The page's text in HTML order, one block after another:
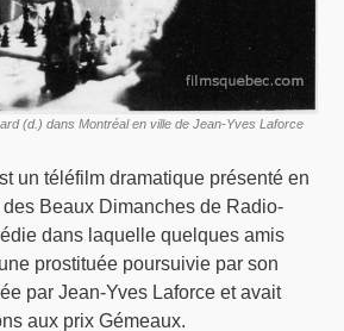
(d.) dans Montréal en ville de Jean-Yves Laforce
un téléfilm dramatique présenté en
Beaux Dimanches de Radio-
dans laquelle quelques amis
prostituée poursuivie par son
par Jean-Yves Laforce et avait
aux prix Gémeaux.